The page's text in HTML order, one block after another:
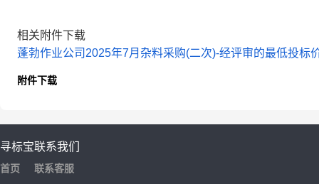
相关附件下载
蓬勃作业公司2025年7月杂料采购(二次)-经评审的最低投标
附件下载
寻标宝
首页
联系我们
联系客服